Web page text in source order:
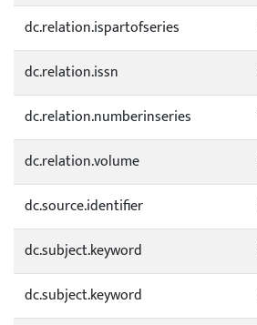
dc.relation.ispartofseries
dc.relation.issn
dc.relation.numberinseries
dc.relation.volume
dc.source.identifier
dc.subject.keyword
dc.subject.keyword